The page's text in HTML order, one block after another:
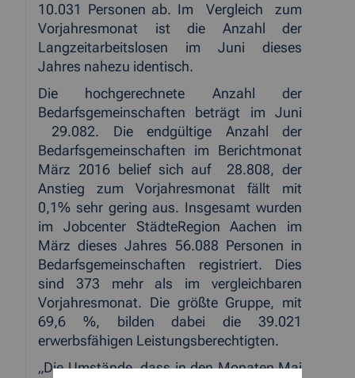
10.031 Personen ab. Im
Vergleich
zum
Vorjahresmonat ist die Anzahl der
Langzeitarbeitslosen im Juni dieses
Jahres nahezu identisch.
Die hochgerechnete Anzahl der
Bedarfsgemeinschaften beträgt im Juni
29.082. Die endgültige Anzahl der
Bedarfsgemeinschaften im Berichtmonat
März 2016 belief sich auf
28.808, der
Anstieg zum Vorjahresmonat fällt mit
0,1% sehr gering aus. Insgesamt wurden
im Jobcenter StädteRegion Aachen im
März dieses Jahres 56.088 Personen in
Bedarfsgemeinschaften registriert. Dies
sind 373 mehr als im vergleichbaren
Vorjahresmonat. Die größte Gruppe, mit
69,6 %, bilden dabei die 39.021
erwerbsfähigen Leistungsberechtigten.
„Die Umstände, dass in den Monaten Mai